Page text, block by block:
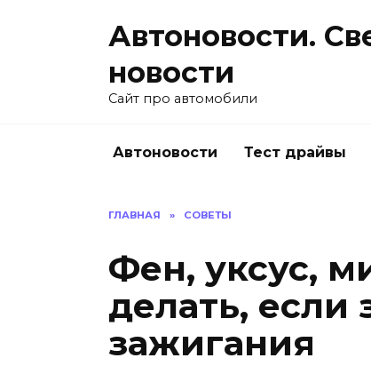
Автоновости.
новости
Сайт про автомобили
Автоновости Тест драйвы
ГЛАВНАЯ » СОВЕТЫ
Фен, уксус,
делать, если
зажигания